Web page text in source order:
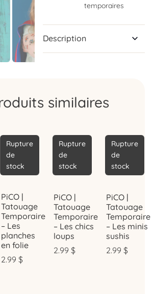
temporaires
Description
similaires
Rupture
de
stock
PiCO |
Tatouage
Temporaire
– Les
planches
en folie
2.99 $
Rupture
de
stock
PiCO |
Tatouage
Temporaire
– Les chics
loups
2.99 $
Rupture
de
stock
PiCO |
Tatouage
Temporaire
– Les minis
sushis
2.99 $